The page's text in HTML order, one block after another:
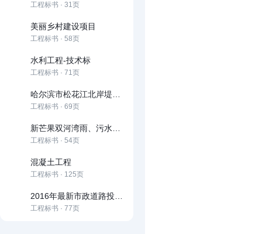
工程标书 · 31页
美丽乡村建设项目
工程标书 · 58页
水利工程-技术标
工程标书 · 71页
工程标书 · 69页
工程标书 · 54页
混凝土工程
工程标书 · 125页
工程标书 · 77页